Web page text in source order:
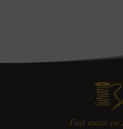
Fait main en